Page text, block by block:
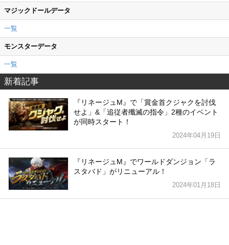
マジックドールデータ
一覧
モンスターデータ
一覧
新着記事
『リネージュM』で「賞金首クジャクを討伐
せよ」&「追従者殲滅の指令」2種のイベント
が同時スタート！
2024年04月19日
『リネージュM』でワールドダンジョン「ラ
スタバド」がリニューアル！
2024年01月18日